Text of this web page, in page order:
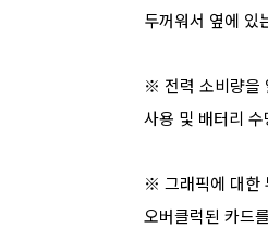
두꺼워서 옆에 있
※ 전력 소비량을
사용 및 배터리
※ 그래픽에 대한
오버클럭된 카드